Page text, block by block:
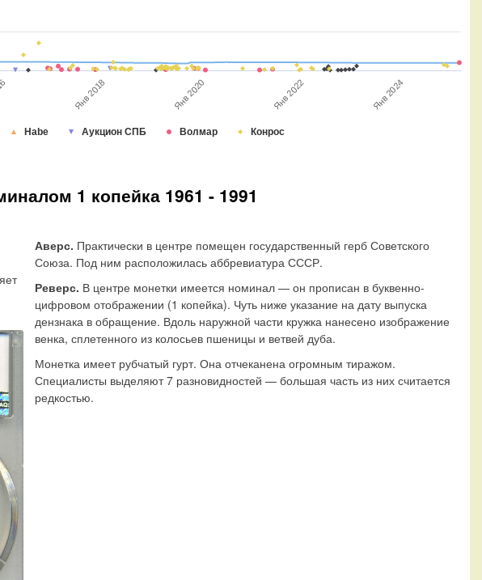
Habe Аукцион СПБ Волмар Конрос
Янв 2018 Янв 2020 Янв 2022 Янв 2024
1 копейка 1961 - 1991
Аверс. Практически в центре помещен государственный герб Советского
Союза. Под ним расположилась аббревиатура СССР.
Реверс. В центре монетки имеется номинал — он прописан в буквенно-
цифровом отображении (1 копейка). Чуть ниже указание на дату выпуска
дензнака в обращение. Вдоль наружной части кружка нанесено изображение
венка, сплетенного из колосьев пшеницы и ветвей дуба.
Монетка имеет рубчатый гурт. Она отчеканена огромным тиражом.
Специалисты выделяют 7 разновидностей — большая часть из них считается
редкостью.